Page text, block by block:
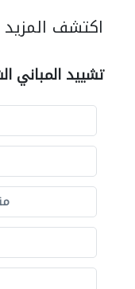
اكتشف
تشييد المباني